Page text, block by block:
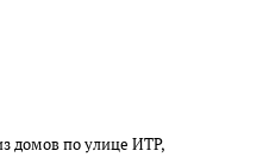
домов по улице ИТР,